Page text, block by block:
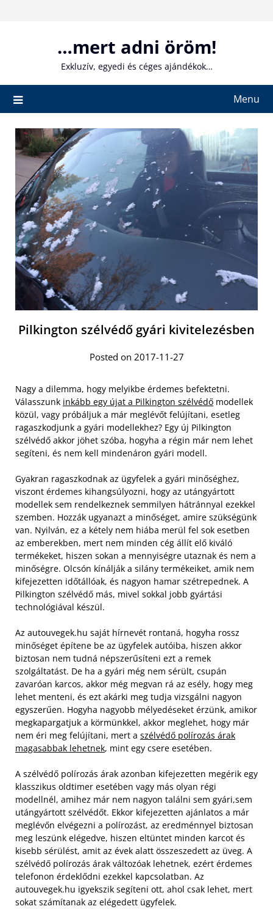
…mert adni öröm!
Exkluzív, egyedi és céges ajándékok…
Menu
Pilkington szélvédő gyári kivitelezésben
Posted on 2017-11-27
Nagy a dilemma, hogy melyikbe érdemes befektetni.
Válasszunk inkább egy újat a Pilkington szélvédő modellek
közül, vagy próbáljuk a már meglévőt felújítani, esetleg
ragaszkodjunk a gyári modellekhez? Egy új Pilkington
szélvédő akkor jöhet szóba, hogyha a régin már nem lehet
segíteni, és nem kell mindenáron gyári modell.
Gyakran ragaszkodnak az ügyfelek a gyári minőséghez,
viszont érdemes kihangsúlyozni, hogy az utángyártott
modellek sem rendelkeznek semmilyen hátránnyal ezekkel
szemben. Hozzák ugyanazt a minőséget, amire szükségünk
van. Nyilván, ez a kétely nem hiába merül fel sok esetben
az emberekben, mert nem minden cég állít elő kiváló
termékeket, hiszen sokan a mennyiségre utaznak és nem a
minőségre. Olcsón kínálják a silány termékeiket, amik nem
kifejezetten időtállóak, és nagyon hamar szétrepednek. A
Pilkington szélvédő más, mivel sokkal jobb gyártási
technológiával készül.
Az autouvegek.hu saját hírnevét rontaná, hogyha rossz
minőséget építene be az ügyfelek autóiba, hiszen akkor
biztosan nem tudná népszerűsíteni ezt a remek
szolgáltatást. De ha a gyári még nem sérült, csupán
zavaróan karcos, akkor még megvan rá az esély, hogy meg
lehet menteni, és ezt akárki meg tudja vizsgálni nagyon
egyszerűen. Hogyha nagyobb mélyedéseket érzünk, amikor
megkapargatjuk a körmünkkel, akkor meglehet, hogy már
nem éri meg felújítani, mert a szélvédő polírozás árak
magasabbak lehetnek, mint egy csere esetében.
A szélvédő polírozás árak azonban kifejezetten megérik egy
klasszikus oldtimer esetében vagy más olyan régi
modellnél, amihez már nem nagyon találni sem gyári,sem
utángyártott szélvédőt. Ekkor kifejezetten ajánlatos a már
meglévőn elvégezni a polírozást, az eredménnyel biztosan
meg leszünk elégedve, hiszen eltüntet minden karcot és
kisebb sérülést, amit az évek alatt összeszedett az üveg. A
szélvédő polírozás árak változóak lehetnek, ezért érdemes
telefonon érdeklődni ezekkel kapcsolatban. Az
autouvegek.hu igyekszik segíteni ott, ahol csak lehet, mert
sokat számítanak az elégedett ügyfelek.